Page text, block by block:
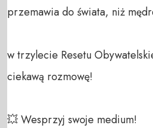
przemawia do świata, niż
w trzylecie Resetu
ciekawą rozmowę!
💥 Wesprzyj swoje medium!